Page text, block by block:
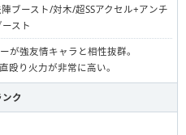
ブースト/対木/超SSアクセル+アンチ
スト
が強友情キャラと相性抜群。
殴り火力が非常に高い。
ンク